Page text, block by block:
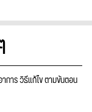
การ วิธีแก้ไข ตามขั้นตอน